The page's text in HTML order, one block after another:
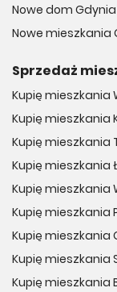
Nowe dom Gdynia
Nowe mieszkania
Sprzedaż
Kupię mieszkania
Kupię mieszkania
Kupię mieszkania
Kupię mieszkania
Kupię mieszkania
Kupię mieszkania
Kupię mieszkania
Kupię mieszkania
Kupię mieszkania